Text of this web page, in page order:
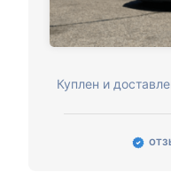
Куплен и